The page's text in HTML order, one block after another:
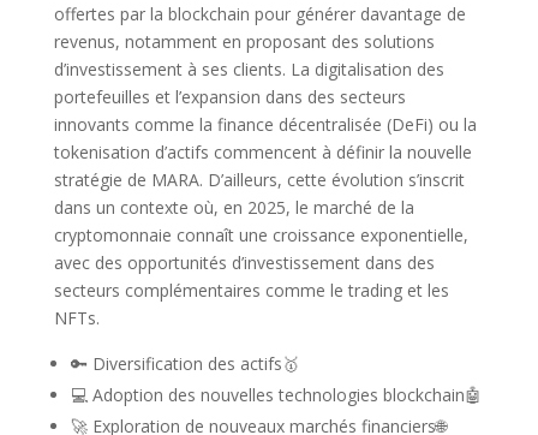
offertes par la blockchain pour générer davantage de
revenus, notamment en proposant des solutions
d’investissement à ses clients. La digitalisation des
portefeuilles et l’expansion dans des secteurs
innovants comme la finance décentralisée (DeFi) ou la
tokenisation d’actifs commencent à définir la nouvelle
stratégie de MARA. D’ailleurs, cette évolution s’inscrit
dans un contexte où, en 2025, le marché de la
cryptomonnaie connaît une croissance exponentielle,
avec des opportunités d’investissement dans des
secteurs complémentaires comme le trading et les
NFTs.
🔑 Diversification des actifs🥇
💻 Adoption des nouvelles technologies blockchain🤖
🚀 Exploration de nouveaux marchés financiers🌐